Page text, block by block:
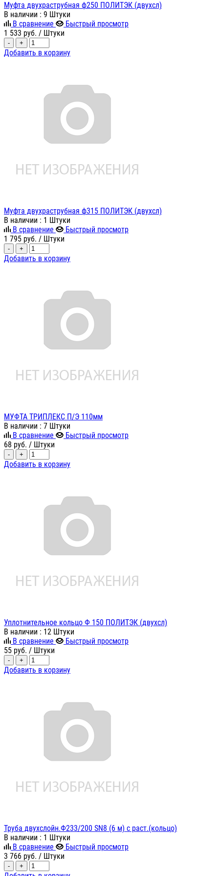
Муфта двухраструбная ф250 ПОЛИТЭК (двухсл)
В наличии : 9 Штуки
В сравнение
Быстрый просмотр
1 533 руб. / Штуки
- +
Добавить в корзину
Муфта двухраструбная ф315 ПОЛИТЭК (двухсл)
В наличии : 1 Штуки
В сравнение
Быстрый просмотр
1 795 руб. / Штуки
- +
Добавить в корзину
МУФТА ТРИПЛЕКС П/Э 110мм
В наличии : 7 Штуки
В сравнение
Быстрый просмотр
68 руб. / Штуки
- +
Добавить в корзину
Уплотнительное кольцо Ф 150 ПОЛИТЭК (двухсл)
В наличии : 12 Штуки
В сравнение
Быстрый просмотр
55 руб. / Штуки
- +
Добавить в корзину
Труба двухслойн.Ф233/200 SN8 (6 м) с раст.(кольцо)
В наличии : 1 Штуки
В сравнение
Быстрый просмотр
3 766 руб. / Штуки
- +